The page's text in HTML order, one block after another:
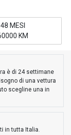
48 MESI
KM
è di 24 settimane
di una vettura
scegline una in
in tutta Italia.